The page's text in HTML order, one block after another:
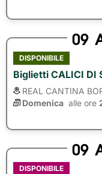
09
DISPONIBILE
Biglietti CALICI DI
REAL CANTINA
Domenica alle ore
09
DISPONIBILE